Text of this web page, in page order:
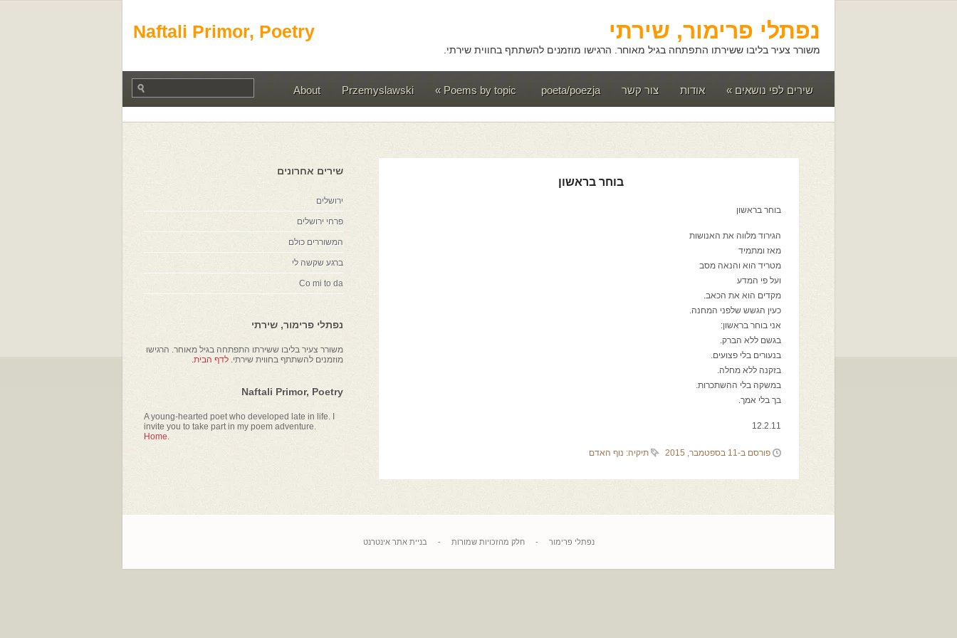
Naftali Primor, Poetry נפתלי פרימור, שירתי
משורר צעיר בליבו ששירתו התפתחה בגיל מאוחר. הרגישו מוזמנים להשתתף בחווית שירתי.
שירים לפי נושאים » אודות צור קשר poeta/poezja
Poems by topic
»
Przemyslawski
About
בוחר בראשון
בוחר בראשון
הגירוד מלווה את האנושות
מאז ומתמיד
מטריד הוא והנאה מסב
ועל פי המדע
מקדים הוא את הכאב.
כעין הגשש שלפני המחנה.
אני בוחר בראשון:
בגשם ללא הברק.
בנעורים בלי פצועים.
בזקנה ללא מחלה.
במשקה בלי ההשתכרות.
בך בלי אמך.
12.2.11
פורסם ב-11 בספטמבר, 2015 תיקיה: נוף האדם
שירים אחרונים
ירושלים
פרחי ירושלים
המשוררים כולם
ברגע שקשה לי
Co mi to da
נפתלי פרימור, שירתי
משורר צעיר בליבו ששירתו התפתחה בגיל מאוחר. הרגישו
מוזמנים להשתתף בחווית שירתי. לדף הבית.
Naftali Primor, Poetry
A young-hearted poet who developed late in life. I
invite you to take part in my poem adventure.
Home.
נפתלי פרימור -חלק מהזכויות שמורות - בניית אתר אינטרנט